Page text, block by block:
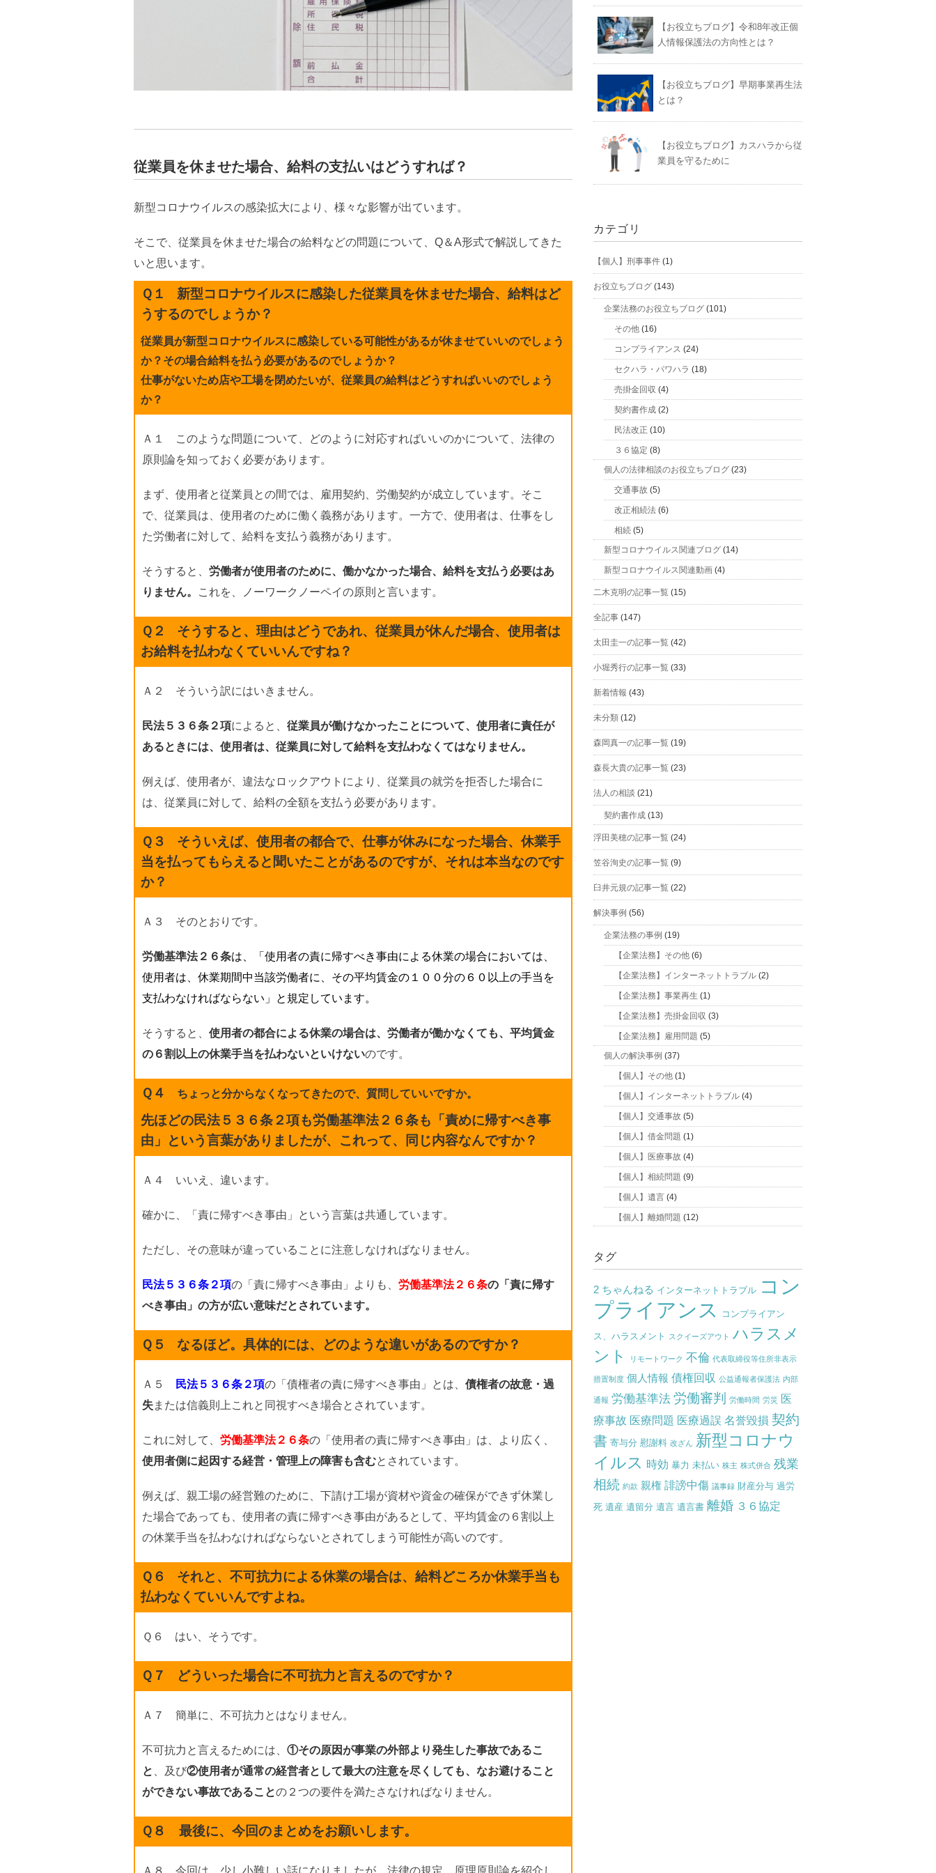
従業員を休ませた場合、給料の支払いはどうすれば？
新型コロナウイルスの感染拡大により、様々な影響が出ています。
そこで、従業員を休ませた場合の給料などの問題について、Q＆A形式で解説してきた
いと思います。
Ｑ１
新型コロナウイルスに感染した従業員を休ませた場合、給料はど
うするのでしょうか？
従業員が新型コロナウイルスに感染している可能性があるが休ませていいのでしょう
か？その場合給料を払う必要があるのでしょうか？
仕事がないため店や工場を閉めたいが、従業員の給料はどうすればいいのでしょう
か？
Ａ１ このような問題について、どのように対応すればいいのかについて、法律の
原則論を知っておく必要があります。
まず、使用者と従業員との間では、雇用契約、労働契約が成立しています。そこ
で、従業員は、使用者のために働く義務があります。一方で、使用者は、仕事をし
た労働者に対して、給料を支払う義務があります。
そうすると、 労働者が使用者のために、働かなかった場合、給料を支払う必要はあ
りません。
これを、ノーワークノーペイの原則と言います。
Ｑ２
そうすると、理由はどうであれ、従業員が休んだ場合、使用者は
お給料を払わなくていいんですね？
Ａ２ そういう訳にはいきません。
民法５３６条２項によると、 従業員が働けなかったことについて、使用者に責任が
あるときには、使用者は、従業員に対して給料を支払わなくてはなりません。
例えば、使用者が、違法なロックアウトにより、従業員の就労を拒否した場合に
は、従業員に対して、給料の全額を支払う必要があります。
Ｑ３
そういえば、使用者の都合で、仕事が休みになった場合、休業手
当を払ってもらえると聞いたことがあるのですが、それは本当なのです
か？
Ａ３ そのとおりです。
労働基準法２６条は、「使用者の責に帰すべき事由による休業の場合においては、
使用者は、休業期間中当該労働者に、その平均賃金の１００分の６０以上の手当を
支払わなければならない」と規定しています。
そうすると、 使用者の都合による休業の場合は、労働者が働かなくても、平均賃金
の６割以上の休業手当を払わないといけないのです。
Ｑ４ ちょっと分からなくなってきたので、質問していいですか。
先ほどの民法５３６条２項も労働基準法２６条も「責めに帰すべき事
由」という言葉がありましたが、これって、同じ内容なんですか？
Ａ４ いいえ、違います。
確かに、「責に帰すべき事由」という言葉は共通しています。
ただし、その意味が違っていることに注意しなければなりません。
民法５３６条２項の「責に帰すべき事由」よりも、 労働基準法２６条の「責に帰す
べき事由」の方が広い意味だとされています。
Ｑ５ なるほど。具体的には、どのような違いがあるのですか？
Ａ５ 民法５３６条２項の「債権者の責に帰すべき事由」とは、 債権者の故意・過
失または信義則上これと同視すべき場合とされています。
これに対して、 労働基準法２６条の「使用者の責に帰すべき事由」は、より広く、
使用者側に起因する経営・管理上の障害も含むとされています。
例えば、親工場の経営難のために、下請け工場が資材や資金の確保ができず休業し
た場合であっても、使用者の責に帰すべき事由があるとして、平均賃金の６割以上
の休業手当を払わなければならないとされてしまう可能性が高いのです。
Ｑ６
それと、不可抗力による休業の場合は、給料どころか休業手当も
払わなくていいんですよね。
Ｑ６ はい、そうです。
Ｑ７ どういった場合に不可抗力と言えるのですか？
Ａ７ 簡単に、不可抗力とはなりません。
不可抗力と言えるためには、 ①その原因が事業の外部より発生した事故であるこ
と
、及び②使用者が通常の経営者として最大の注意を尽くしても、なお避けること
ができない事故であることの２つの要件を満たさなければなりません。
Ｑ８ 最後に、今回のまとめをお願いします。
Ａ８ 今回は、少し小難しい話になりましたが、法律の規定、原理原則論を紹介し
【お役立ちブログ】令和8年改正個
人情報保護法の方向性とは？
【お役立ちブログ】早期事業再生法
とは？
【お役立ちブログ】カスハラから従
業員を守るために
カテゴリ
【個人】刑事事件 (1)
お役立ちブログ (143)
企業法務のお役立ちブログ (101)
その他 (16)
コンプライアンス (24)
セクハラ・パワハラ (18)
売掛金回収 (4)
契約書作成 (2)
民法改正 (10)
３６協定 (8)
個人の法律相談のお役立ちブログ (23)
交通事故 (5)
改正相続法 (6)
相続 (5)
新型コロナウイルス関連ブログ (14)
新型コロナウイルス関連動画 (4)
二木克明の記事一覧 (15)
全記事 (147)
太田圭一の記事一覧 (42)
小堀秀行の記事一覧 (33)
新着情報 (43)
未分類 (12)
森岡真一の記事一覧 (19)
森長大貴の記事一覧 (23)
法人の相談 (21)
契約書作成 (13)
浮田美穂の記事一覧 (24)
笠谷洵史の記事一覧 (9)
臼井元規の記事一覧 (22)
解決事例 (56)
企業法務の事例 (19)
【企業法務】その他 (6)
【企業法務】インターネットトラブル (2)
【企業法務】事業再生 (1)
【企業法務】売掛金回収 (3)
【企業法務】雇用問題 (5)
個人の解決事例 (37)
【個人】その他 (1)
【個人】インターネットトラブル (4)
【個人】交通事故 (5)
【個人】借金問題 (1)
【個人】医療事故 (4)
【個人】相続問題 (9)
【個人】遺言 (4)
【個人】離婚問題 (12)
タグ
2 ちゃんねる インターネットトラブル コン
プライアンス
コンプライアン
ス、ハラスメント スクイーズアウト ハラスメ
ント
リモートワーク 不倫 代表取締役等住所非表示
措置制度 個人情報 債権回収 公益通報者保護法 内部
通報 労働基準法 労働審判 労働時間 労災
医
療事故 医療問題 医療過誤 名誉毀損 契約
書 寄与分 慰謝料 改ざん 新型コロナウ
イルス 時効 暴力 未払い 株主 株式併合 残業
相続 約款 親権 誹謗中傷 議事録 財産分与 過労
死 遺産 遺留分 遺言 遺言書 離婚 ３６協定